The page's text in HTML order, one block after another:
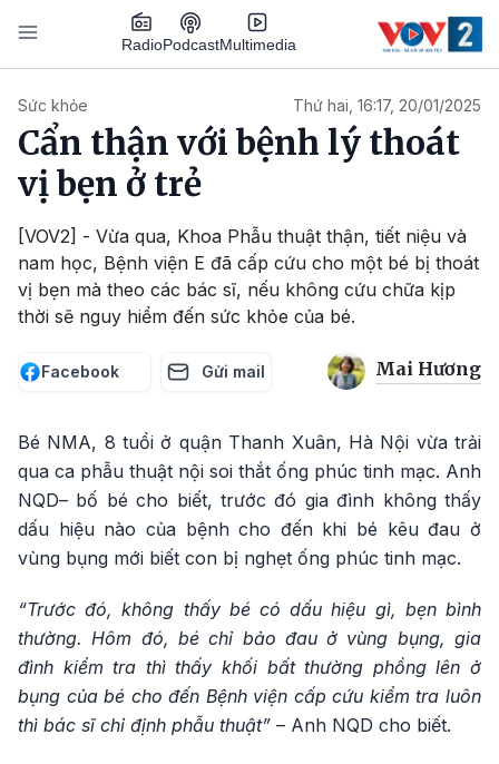
Nhảy đến nội dung
RadioPodcastMultimedia
Sức khỏe Thứ hai, 16:17, 20/01/2025
Cẩn thận với bệnh lý thoát
vị bẹn ở trẻ
[VOV2] - Vừa qua, Khoa Phẫu thuật thận, tiết niệu và
nam học, Bệnh viện E đã cấp cứu cho một bé bị thoát
vị bẹn mà theo các bác sĩ, nếu không cứu chữa kịp
thời sẽ nguy hiểm đến sức khỏe của bé.
Facebook Gửi mail Mai Hương
Bé NMA, 8 tuổi ở quận Thanh Xuân, Hà Nội vừa trải
qua ca phẫu thuật nội soi thắt ống phúc tinh mạc. Anh
NQD– bố bé cho biết, trước đó gia đình không thấy
dấu hiệu nào của bệnh cho đến khi bé kêu đau ở
vùng bụng mới biết con bị nghẹt ống phúc tinh mạc.
“Trước đó, không thấy bé có dấu hiệu gì, bẹn bình
thường. Hôm đó, bé chỉ bảo đau ở vùng bụng, gia
đình kiểm tra thì thấy khối bất thường phồng lên ở
bụng của bé cho đến Bệnh viện cấp cứu kiểm tra luôn
thì bác sĩ chỉ định phẫu thuật” – Anh NQD cho biết.